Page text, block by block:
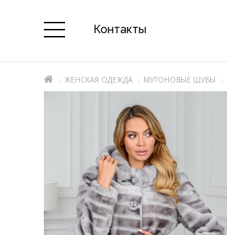
Контакты
ЖЕНСКАЯ ОДЕЖДА МУТОНОВЫЕ ШУБЫ